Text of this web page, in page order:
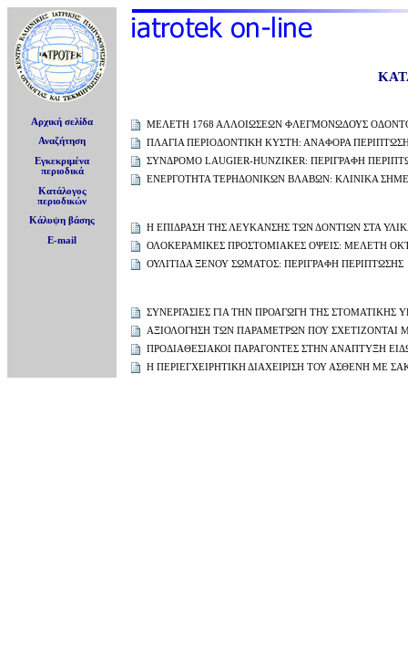
Αρχική σελίδα
Αναζήτηση
Εγκεκριμένα
περιοδικά
Κατάλογος
περιοδικών
Κάλυψη βάσης
E-mail
ΜΕΛΕΤΗ 1768 ΑΛΛΟΙΩΣΕΩΝ ΦΛΕΓΜΟΝΩΔΟΥΣ
ΠΛΑΓΙΑ ΠΕΡΙΟΔΟΝΤΙΚΗ ΚΥΣΤΗ: ΑΝΑΦΟΡΑ
ΣΥΝΔΡΟΜΟ LAUGIER-HUNZIKER: ΠΕΡΙΓΡΑΦΗ
ΕΝΕΡΓΟΤΗΤΑ ΤΕΡΗΔΟΝΙΚΩΝ ΒΛΑΒΩΝ: ΚΛΙΝΙΚΑ
H ΕΠΙΔΡΑΣΗ ΤΗΣ ΛΕΥΚΑΝΣΗΣ ΤΩΝ ΔΟΝΤΙΩΝ ΣΤΑ
ΟΛΟΚΕΡΑΜΙΚΕΣ ΠΡΟΣΤΟΜΙΑΚΕΣ ΟΨΕΙΣ: ΜΕΛΕΤΗ
ΟΥΛΙΤΙΔΑ ΞΕΝΟΥ ΣΩΜΑΤΟΣ: ΠΕΡΙΓΡΑΦΗ ΠΕΡΙΠΤΩΣΗΣ
ΣΥΝΕΡΓΑΣΙΕΣ ΓΙΑ ΤΗΝ ΠΡΟΑΓΩΓΗ ΤΗΣ
ΑΞΙΟΛΟΓΗΣΗ ΤΩΝ ΠΑΡΑΜΕΤΡΩΝ ΠΟΥ ΣΧΕΤΙΖΟΝΤΑΙ
ΠΡΟΔΙΑΘΕΣΙΑΚΟΙ ΠΑΡΑΓΟΝΤΕΣ ΣΤΗΝ ΑΝΑΠΤΥΞΗ
Η ΠΕΡΙΕΓΧΕΙΡΗΤΙΚΗ ΔΙΑΧΕΙΡΙΣΗ ΤΟΥ ΑΣΘΕΝΗ ΜΕ